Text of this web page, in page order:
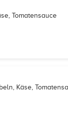
Tomatensauce
Käse,